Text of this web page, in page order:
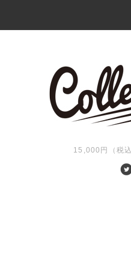
15,000円（税